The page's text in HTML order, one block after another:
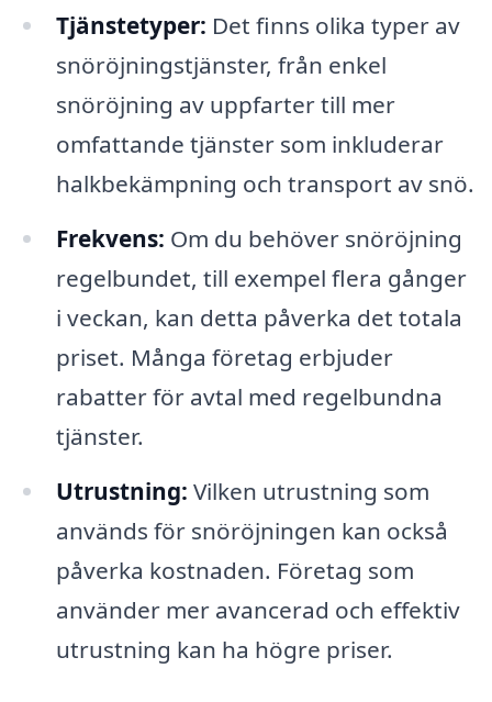
Tjänstetyper: Det finns olika typer av
snöröjningstjänster, från enkel
snöröjning av uppfarter till mer
omfattande tjänster som inkluderar
halkbekämpning och transport av snö.
Frekvens: Om du behöver snöröjning
regelbundet, till exempel flera gånger
i veckan, kan detta påverka det totala
priset. Många företag erbjuder
rabatter för avtal med regelbundna
tjänster.
Utrustning: Vilken utrustning som
används för snöröjningen kan också
påverka kostnaden. Företag som
använder mer avancerad och effektiv
utrustning kan ha högre priser.